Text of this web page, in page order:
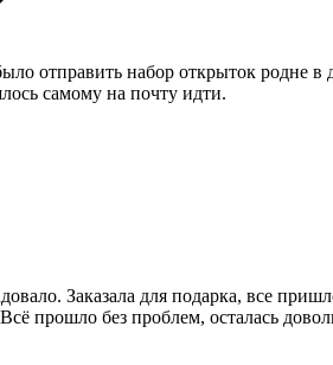
отправить набор открыток родне
самому на почту идти.
Заказала для подарка, все
прошло без проблем, осталась